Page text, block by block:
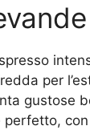
per
gustose
perfetto,